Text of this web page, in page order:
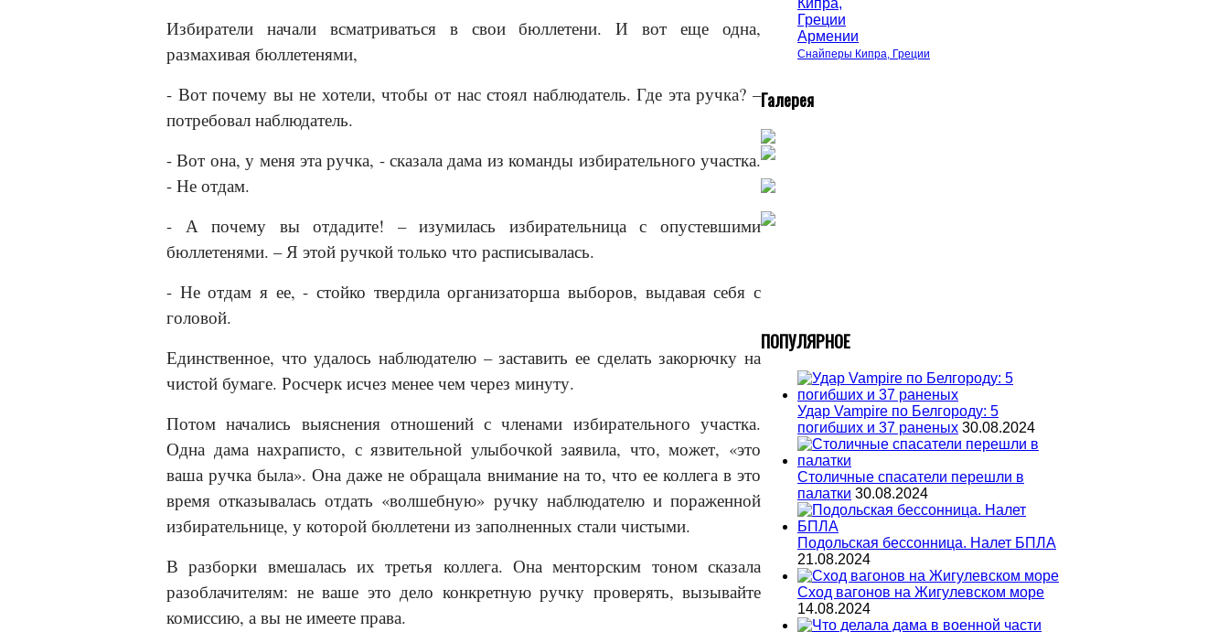
Избиратели начали всматриваться в свои бюллетени. И вот еще одна,
размахивая бюллетенями,
- Вот почему вы не хотели, чтобы от нас стоял наблюдатель. Где эта ручка? –
потребовал наблюдатель.
- Вот она, у меня эта ручка, - сказала дама из команды избирательного участка.
- Не отдам.
- А почему вы отдадите! – изумилась избирательница с опустевшими
бюллетенями. – Я этой ручкой только что расписывалась.
- Не отдам я ее, - стойко твердила организаторша выборов, выдавая себя с
головой.
Единственное, что удалось наблюдателю – заставить ее сделать закорючку на
чистой бумаге. Росчерк исчез менее чем через минуту.
Потом начались выяснения отношений с членами избирательного участка.
Одна дама нахраписто, с язвительной улыбочкой заявила, что, может, «это
ваша ручка была». Она даже не обращала внимание на то, что ее коллега в это
время отказывалась отдать «волшебную» ручку наблюдателю и пораженной
избирательнице, у которой бюллетени из заполненных стали чистыми.
В разборки вмешалась их третья коллега. Она менторским тоном сказала
разоблачителям: не ваше это дело конкретную ручку проверять, вызывайте
комиссию, а вы не имеете права.
Снайперы Кипра, Греции
Галерея
ПОПУЛЯРНОЕ
Удар Vampire по Белгороду: 5
погибших и 37 раненых 30.08.2024
Столичные спасатели перешли в
палатки 30.08.2024
Подольская бессонница. Налет БПЛА
21.08.2024
Сход вагонов на Жигулевском море
14.08.2024